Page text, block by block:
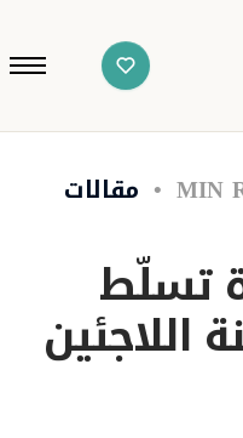
مقالات
تسلّط
اللاجئين